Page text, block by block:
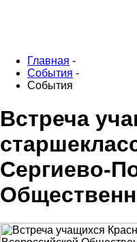
Главная -
События -
События
Встреча
Сергиево-